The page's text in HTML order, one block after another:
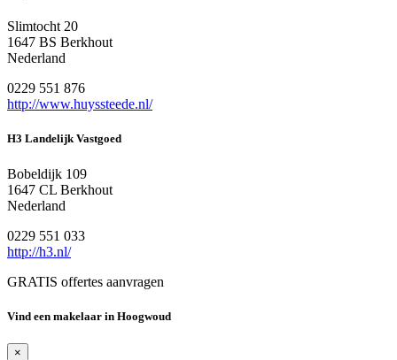
Slimtocht 20
1647 BS Berkhout
Nederland
0229 551 876
http://www.huyssteede.nl/
H3 Landelijk Vastgoed
Bobeldijk 109
1647 CL Berkhout
Nederland
0229 551 033
http://h3.nl/
GRATIS offertes aanvragen
Vind een makelaar in Hoogwoud
×